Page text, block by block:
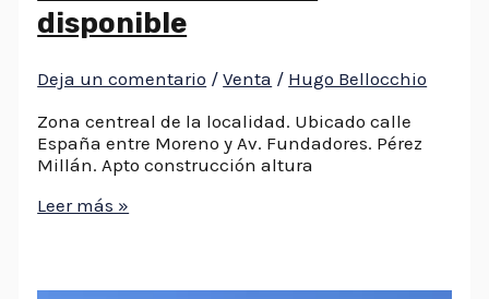
disponible
Deja un comentario /Venta / Hugo Bellocchio
Zona centreal de la localidad. Ubicado calle
España entre Moreno y Av. Fundadores. Pérez
Millán. Apto construcción altura
Leer más »